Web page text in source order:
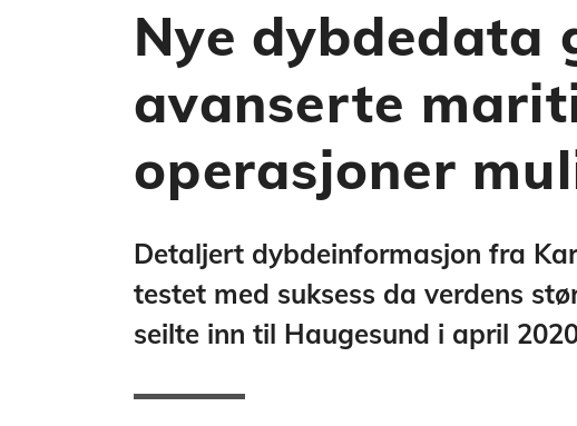
Nye dybdedata
avanserte
operasjoner
Detaljert dybdeinformasjon fra
testet med suksess da verdens
seilte inn til Haugesund i april